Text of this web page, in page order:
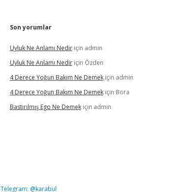
Son yorumlar
Uyluk Ne Anlamı Nediriçin admin
Uyluk Ne Anlamı Nediriçin Özden
4 Derece Yoğun Bakım Ne Demekiçin admin
4 Derece Yoğun Bakım Ne Demekiçin Bora
Bastırılmış Ego Ne Demekiçin admin
Telegram: @karabul